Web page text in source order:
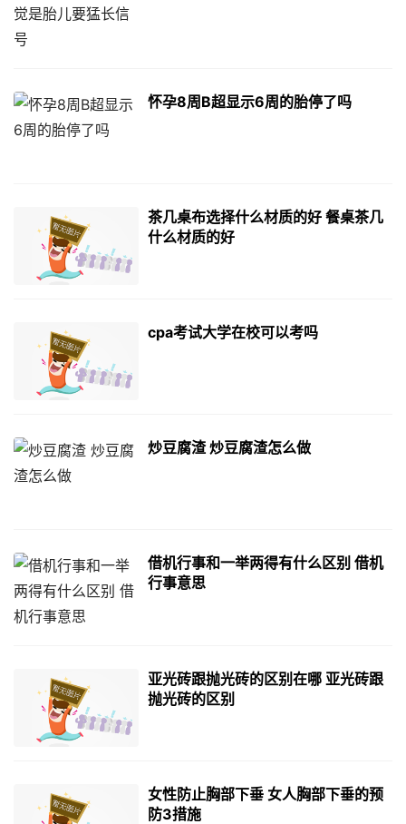
怀孕8周B超显示6周的胎停了吗
茶几桌布选择什么材质的好 餐桌茶几
什么材质的好
cpa考试大学在校可以考吗
炒豆腐渣 炒豆腐渣怎么做
借机行事和一举两得有什么区别 借机
行事意思
亚光砖跟抛光砖的区别在哪 亚光砖跟
抛光砖的区别
女性防止胸部下垂 女人胸部下垂的预
防3措施